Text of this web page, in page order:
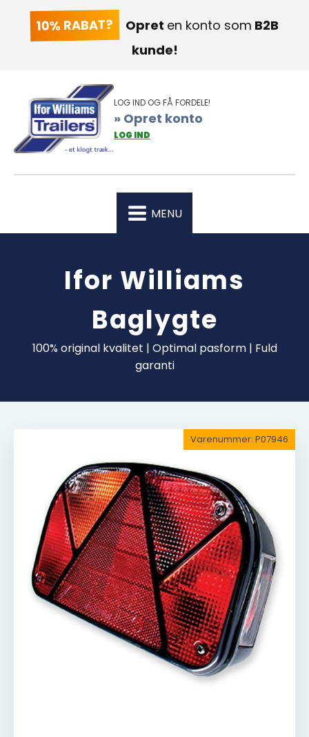
10% RABAT? Opret en konto som B2B
kunde!
LOG IND OG FÅ FORDELE!
» Opret konto
LOG IND
MENU
Ifor Williams
Baglygte
100% original kvalitet | Optimal pasform | Fuld
garanti
Varenummer: P07946